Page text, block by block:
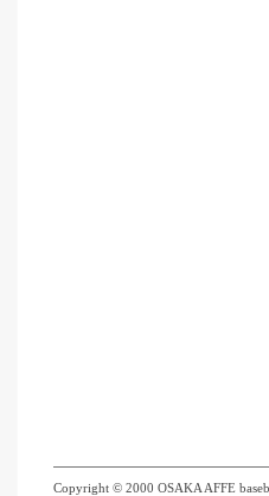
Copyright © 2000 OSAKA AFFE